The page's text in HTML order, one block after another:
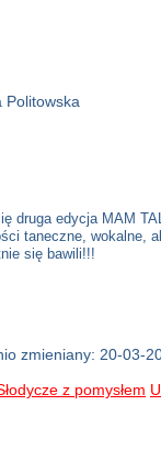
Politowska
druga edycja MAM
taneczne, wokalne,
się bawili!!!
zmieniany: 20-03-
z pomysłem